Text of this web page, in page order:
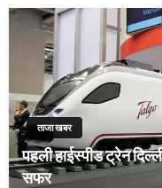
ताजा खबर
पहली हाईस्पीड ट्रेन
सफर